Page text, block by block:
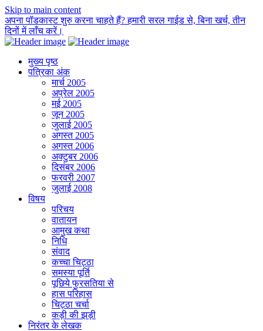
Skip to main content
अपना पॉडकास्ट शुरु करना चाहते हैं? हमारी सरल गाईड से, बिना खर्च, तीन
दिनों में लाँच करें।
मुख्य पृष्ठ
पत्रिका अंक
मार्च 2005
अप्रेल 2005
मई 2005
जून 2005
जुलाई 2005
अगस्त 2005
अगस्त 2006
अक्टुबर 2006
दिसंबर 2006
फरवरी 2007
जुलाई 2008
विषय
परिचय
वातायन
आमुख कथा
निधि
संवाद
कच्चा चिट्ठा
समस्या पूर्ति
पूछिये फुरसतिया से
हास परिहास
चिट्ठा चर्चा
कड़ी की झड़ी
निरंतर के लेखक